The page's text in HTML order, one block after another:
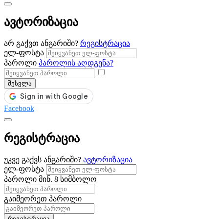
ავტორიზაცია
არ გაქვთ ანგარიში? რეგისტრაცია
ელ-ფოსტა
პაროლი პაროლის აღდგენა?
შესვლა
Facebook
რეგისტრაცია
უკვე გაქვს ანგარიში? ავტორიზაცია
ელ-ფოსტა
პაროლი მინ. 8 სიმბოლო
გაიმეორეთ პაროლი